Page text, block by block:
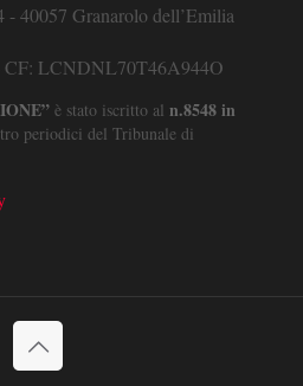
- 40057 Granarolo dell’Emilia
CF: LCNDNL70T46A944O
è stato iscritto al n.8548 in
periodici del Tribunale di